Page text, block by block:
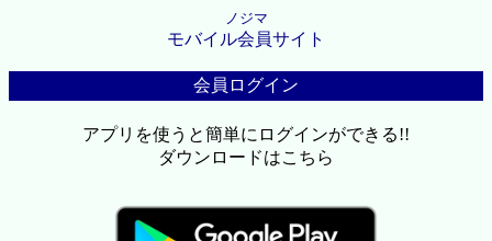
ノジマ
モバイル会員サイト
会員ログイン
アプリを使うと簡単にログインができる!!
ダウンロードはこちら